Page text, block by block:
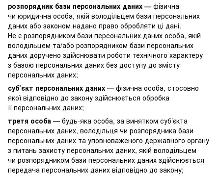
розпорядник бази персональних даних — фізична
чи юридична особа, якій володільцем бази персональних
даних або законом надано право обробляти ці дані.
Не є розпорядником бази персональних даних особа, якій
володільцем та/або розпорядником бази персональних
даних доручено здійснювати роботи технічного характеру
з базою персональних даних без доступу до змісту
персональних даних;
суб’єкт персональних даних — фізична особа, стосовно
якої відповідно до закону здійснюється обробка
її персональних даних;
третя особа — будь-яка особа, за винятком суб’єкта
персональних даних, володільця чи розпорядника бази
персональних даних та уповноваженого державного органу
з питань захисту персональних даних, якій володільцем
чи розпорядником бази персональних даних здійснюється
передача персональних даних відповідно до закону;